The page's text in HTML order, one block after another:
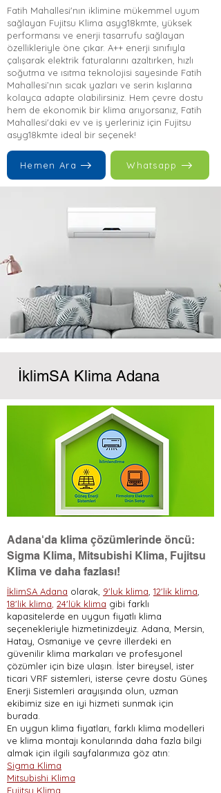
Fatih Mahallesi'nın iklimine mükemmel uyum
sağlayan Fujitsu Klima asyg18kmte, yüksek
performansı ve enerji tasarrufu sağlayan
özellikleriyle öne çıkar. A++ enerji sınıfıyla
çalışarak elektrik faturalarını azaltırken, hızlı
soğutma ve ısıtma teknolojisi sayesinde Fatih
Mahallesi’nın sıcak yazları ve serin kışlarına
kolayca adapte olabilirsiniz. Hem çevre dostu
hem de ekonomik bir klima arıyorsanız, Fatih
Mahallesi'daki ev ve iş yerleriniz için Fujitsu
asyg18kmte ideal bir seçenek!
Hemen Ara Whatsapp
İklimSA Klima Adana
Adana'da klima çözümlerinde öncü:
Sigma Klima, Mitsubishi Klima, Fujitsu
Klima ve daha fazlası!
İklimSA Adana olarak, 9'luk klima 12'lik klima
18'lik klima 24'lük klima gibi farklı
kapasitelerde en uygun fiyatlı klima
seçenekleriyle hizmetinizdeyiz. Adana, Mersin,
Hatay, Osmaniye ve çevre illerdeki en
güvenilir klima markaları ve profesyonel
çözümler için bize ulaşın. İster bireysel, ister
ticari VRF sistemleri, isterse çevre dostu Güneş
Enerji Sistemleri arayışında olun, uzman
ekibimiz size en iyi hizmeti sunmak için
burada.
En uygun klima fiyatları, farklı klima modelleri
ve klima montajı konularında daha fazla bilgi
almak için ilgili sayfalarımıza göz atın:
Sigma Klima
Mitsubishi Klima
Fujitsu Klima